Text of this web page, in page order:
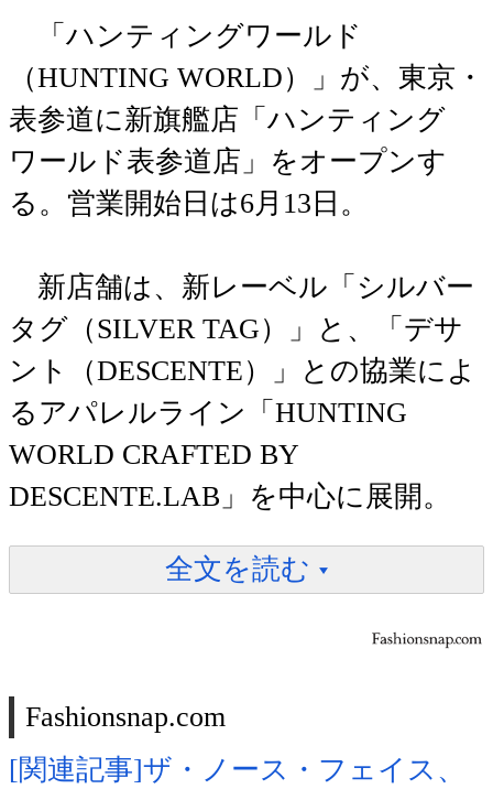
「ハンティングワールド
（HUNTING WORLD）」が、東京・
表参道に新旗艦店「ハンティング
ワールド表参道店」をオープンす
る。営業開始日は6月13日。
新店舗は、新レーベル「シルバー
タグ（SILVER TAG）」と、「デサ
ント（DESCENTE）」との協業によ
るアパレルライン「HUNTING
WORLD CRAFTED BY
DESCENTE.LAB」を中心に展開。
全文を読む
Fashionsnap.com
[関連記事]ザ・ノース・フェイス、